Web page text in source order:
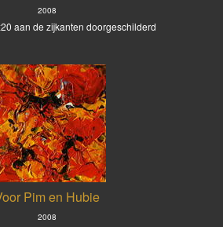
2008
aan de zijkanten doorgeschilderd
Pim en Hubie
2008